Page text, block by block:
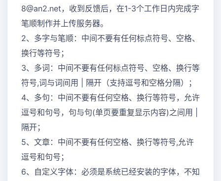
8@an2.net，收到反馈后，在1-3个工作日内完成字
笔顺制作并上传服务器。
2、多字与笔顺：中间不要有任何标点符号、空格、
换行等符号；
3、多词：中间不要有任何标点符号、空格、换行等
符号,词与词间用 | 隔开（支持逗号和空格分隔）；
4、多句：中间不要有任何空格、换行等符号，允许
逗号和句号，句与句(单页要重复显示内容)之间用 |
隔开；
5、文章：中间不要有任何空格、换行等符号,允许
逗号和句号；
6、自定义字体：必须是系统已经安装的字体，不知